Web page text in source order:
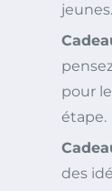
jeunes.
pour
étape.
des